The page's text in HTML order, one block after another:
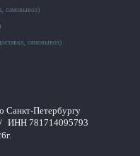
Санкт-Петербургу
/ ИНН 781714095793
самовывоз)
самовывоз)